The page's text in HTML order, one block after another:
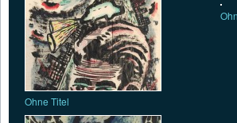
Ohne Titel